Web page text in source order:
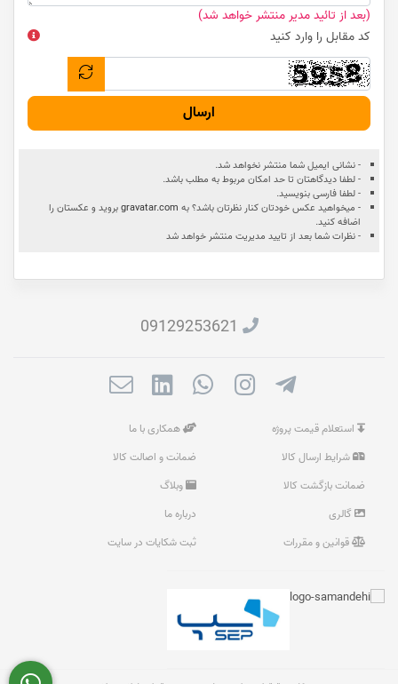
(بعد از تائید مدیر منتشر خواهد شد)
کد مقابل را وارد کنید
ارسال
- نشانی ایمیل شما منتشر نخواهد شد.
- لطفا دیدگاهتان تا حد امکان مربوط به مطلب باشد.
- لطفا فارسی بنویسید.
- میخواهید عکس خودتان کنار نظرتان باشد؟ به gravatar.comبروید و عکستان را
اضافه کنید.
- نظرات شما بعد از تایید مدیریت منتشر خواهد شد
09129253621
استعلام قیمت پروژه
همکاری با ما
شرایط ارسال کالا
ضمانت و اصالت کالا
ضمانت بازگشت کالا
وبلاگ
گالری
درباره ما
قوانین و مقررات
ثبت شکایات در سایت